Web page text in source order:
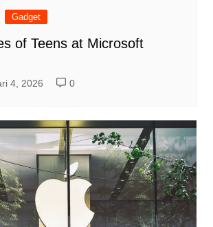
Gadget
of Teens at Microsoft
4, 2026 0